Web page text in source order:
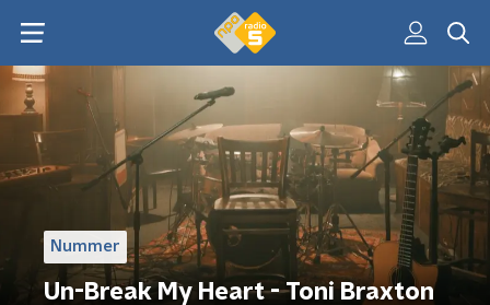
Nummer
Un-Break My Heart - Toni Braxton